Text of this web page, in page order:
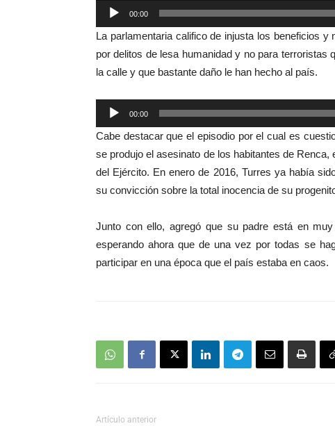
Reproductor
de
audio
00:00
La parlamentaria califico de injusta los beneficios
por delitos de lesa humanidad y no para terroristas
la calle y que bastante daño le han hecho al país.
Reproductor
de
audio
00:00
Cabe destacar que el episodio por el cual es
se produjo el asesinato de los habitantes de
del Ejército. En enero de 2016, Turres ya había
su convicción sobre la total inocencia de su
Junto con ello, agregó que su padre está en
esperando ahora que de una vez por todas se
participar en una época que el país estaba en caos.
Artículo anterior